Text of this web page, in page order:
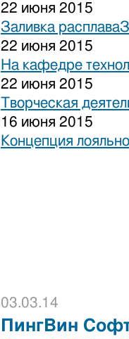
22 июня 2015
Заливка
22 июня 2015
На кафедре
22 июня 2015
Творческая
16 июня 2015
Концепция
03.03.14
ПингВин